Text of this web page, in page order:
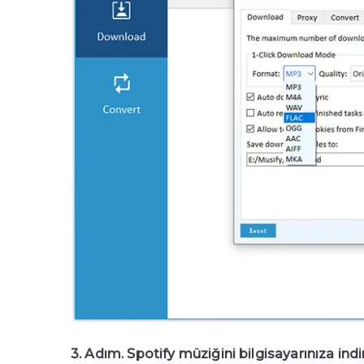
3. Adım. Spotify müziğini bilgisayarınıza